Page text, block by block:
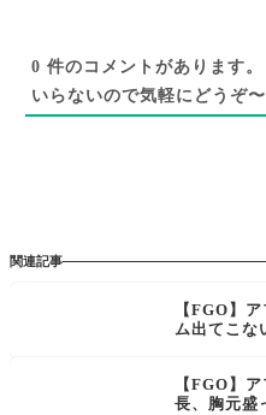
0 件のコメントがあります
いらないので気軽にどうぞ
関連記事
【FGO】
ム出てこな
【FGO】
長、胸元盛